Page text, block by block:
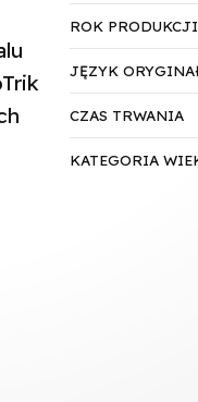
ROK PRODUKCJI
JĘZYK
CZAS TRWANIA
KATEGORIA